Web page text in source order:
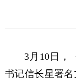
3月10日，
书记信长星署